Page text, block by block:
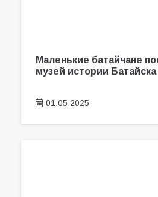
Маленькие батайчане
музей истории Батайска
01.05.2025